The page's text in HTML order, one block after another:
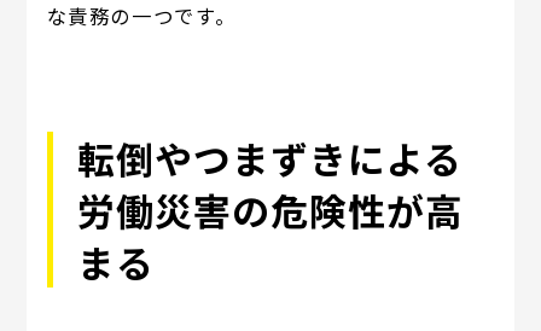
な責務の一つです。
転倒やつまずきによる
労働災害の危険性が高
まる